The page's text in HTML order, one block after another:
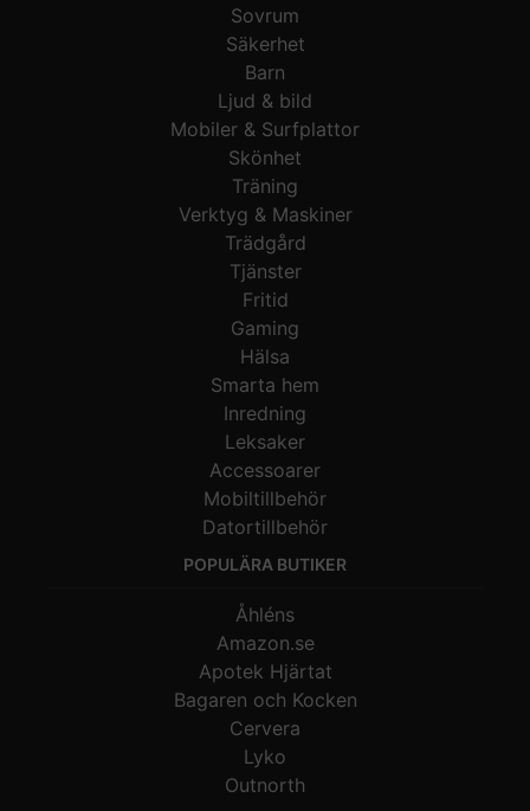
Sovrum
Säkerhet
Barn
Ljud & bild
Mobiler & Surfplattor
Skönhet
Träning
Verktyg & Maskiner
Trädgård
Tjänster
Fritid
Gaming
Hälsa
Smarta hem
Inredning
Leksaker
Accessoarer
Mobiltillbehör
Datortillbehör
POPULÄRA BUTIKER
Åhléns
Amazon.se
Apotek Hjärtat
Bagaren och Kocken
Cervera
Lyko
Outnorth